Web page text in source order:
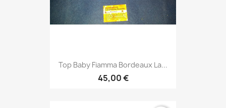
Top Baby Fiamma Bordeaux La...
45,00 €